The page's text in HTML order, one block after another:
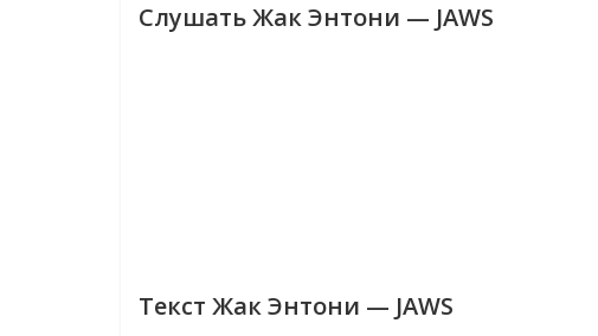
Слушать Жак Энтони — JAWS
Текст Жак Энтони — JAWS